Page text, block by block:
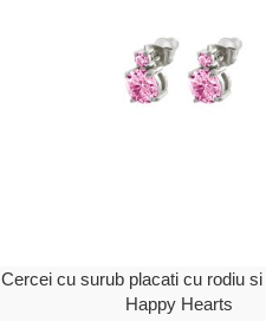
Cercei cu surub placati cu rodiu
Happy Hearts